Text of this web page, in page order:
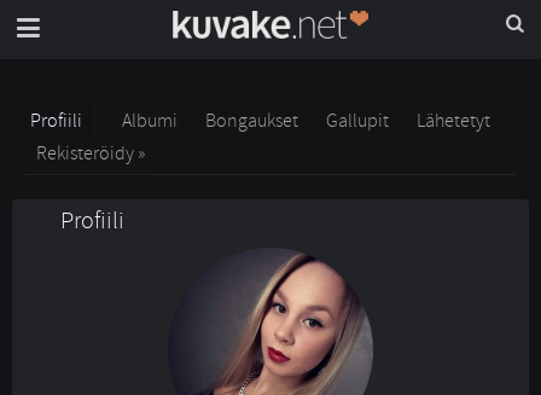
Profiili Albumi Bongaukset Gallupit
Lähetetyt
Rekisteröidy »
Profiili